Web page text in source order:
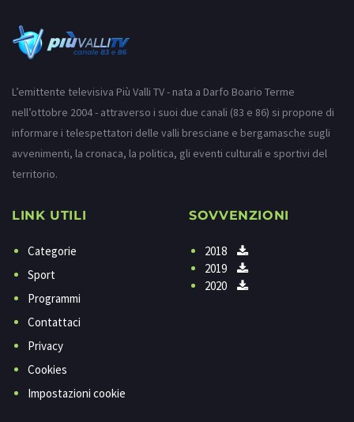
L’emittente televisiva Più Valli TV - nata a Darfo Boario Terme
nell’ottobre 2004 - attraverso i suoi due canali (83 e 86) si propone di
informare i telespettatori delle valli bresciane e bergamasche sugli
avvenimenti, la cronaca, la politica, gli eventi culturali e sportivi del
territorio.
LINK UTILI
Categorie
Sport
Programmi
Contattaci
Privacy
Cookies
Impostazioni cookie
SOVVENZIONI
2018
2019
2020